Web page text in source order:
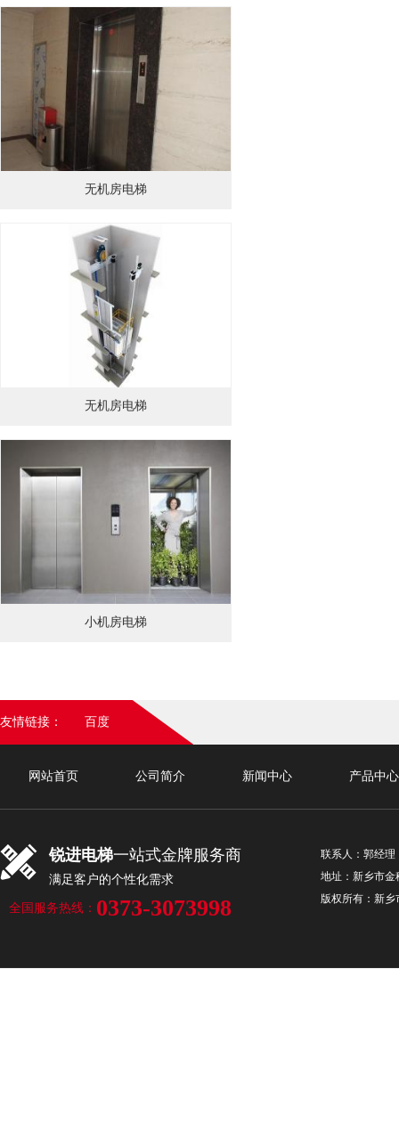
无机房电梯
无机房电梯
小机房电梯
友情链接： 百度
网站首页 公司简介 新闻中心 产品中心
联系我们
锐进电梯一站式金牌服务商
满足客户的个性化需求
全国服务热线： 0373-3073998
联系人：郭经理
地址：新乡市
版权所有：新